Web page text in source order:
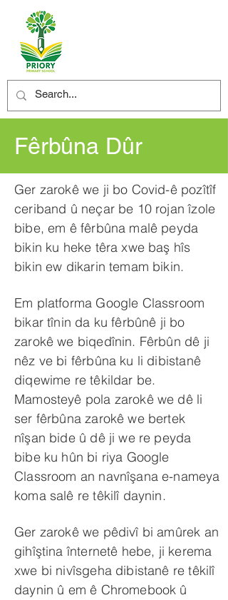
Fêrbûna Dûr
Ger zarokê we ji bo Covid-ê pozîtîf
ceriband û neçar be 10 rojan îzole
bibe, em ê fêrbûna malê peyda
bikin ku heke têra xwe baş hîs
bikin ew dikarin temam bikin.
Em platforma Google Classroom
bikar tînin da ku fêrbûnê ji bo
zarokê we biqedînin. Fêrbûn dê ji
nêz ve bi fêrbûna ku li dibistanê
diqewime re têkildar be.
Mamosteyê pola zarokê we dê li
ser fêrbûna zarokê we bertek
nîşan bide û dê ji we re peyda
bibe ku hûn bi riya Google
Classroom an navnîşana e-nameya
koma salê re têkilî daynin.
Ger zarokê we pêdivî bi amûrek an
gihîştina înternetê hebe, ji kerema
xwe bi nivîsgeha dibistanê re têkilî
daynin û em ê Chromebook û